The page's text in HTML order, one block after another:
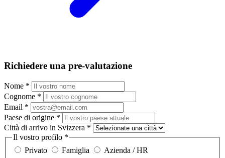
Richiedere una pre-valutazione
Nome *
Cognome *
Email *
Paese di origine *
Città di arrivo in Svizzera *
Il vostro profilo *
Privato
Famiglia
Azienda / HR